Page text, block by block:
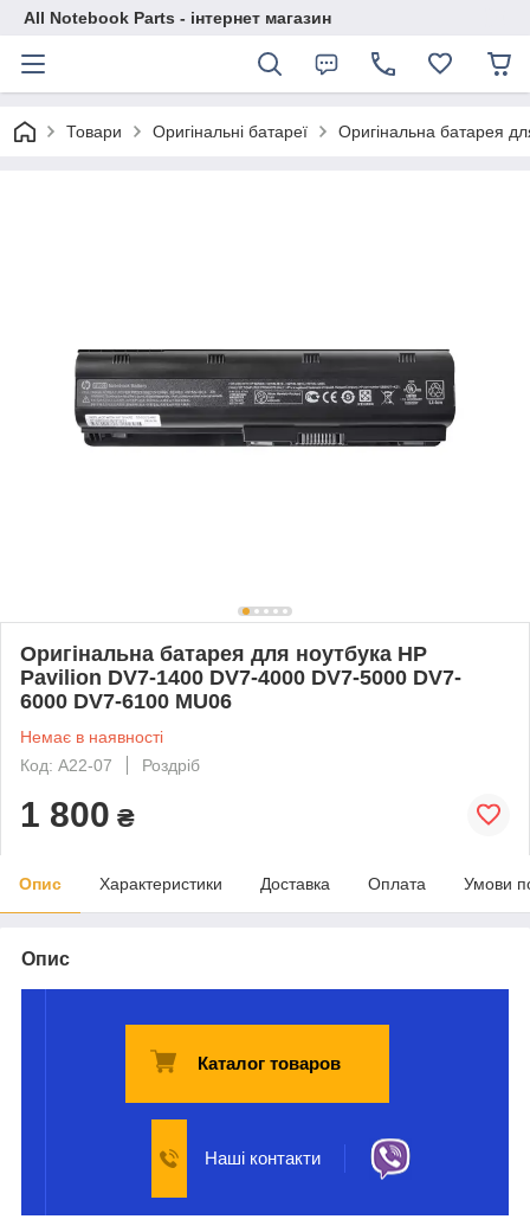
All Notebook Parts - інтернет магазин
Товари Оригінальні батареї Оригінальна батарея
Оригінальна батарея для ноутбука HP
Pavilion DV7-1400 DV7-4000 DV7-5000 DV7-
6000 DV7-6100 MU06
Немає в наявності
Код: A22-07
Роздріб
1 800 ₴
Опис Характеристики Доставка Оплата Умови
Опис
Каталог товаров
Наші контакти